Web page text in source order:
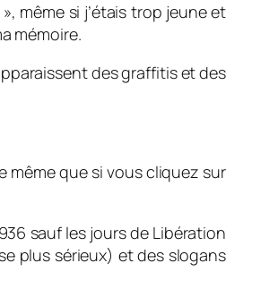
même si j’étais trop jeune et
mémoire.
des graffitis et des
même que si vous cliquez sur
sauf les jours de Libération
plus sérieux) et des slogans